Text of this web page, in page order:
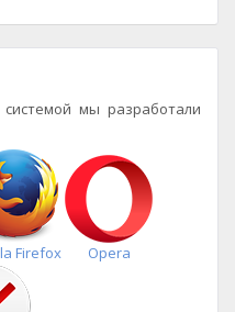
мы разработали
Firefox Opera